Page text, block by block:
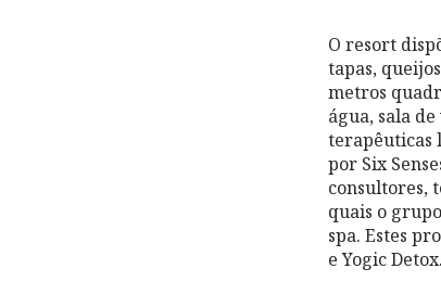
O resort
tapas,
metros
água, sala
terapêuticas
por Six
consultores,
quais o
spa. Estes
e Yogic Detox.